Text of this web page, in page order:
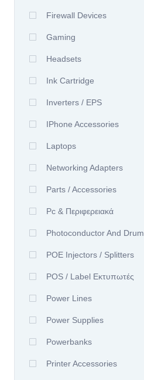
Firewall Devices
Gaming
Headsets
Ink Cartridge
Inverters / EPS
IPhone Accessories
Laptops
Networking Adapters
Parts / Accessories
Pc & Περιφερειακά
Photoconductor And Drum
POE Injectors / Splitters
POS / Label Εκτυπωτές
Power Lines
Power Supplies
Powerbanks
Printer Accessories